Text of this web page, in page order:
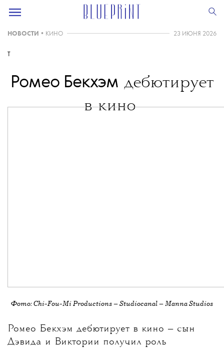
НОВОСТИ • КИНО 23 ИЮНЯ 2026
T
Ромео Бекхэм дебютирует
в кино
Фото:Chi-Fou-Mi Productions – Studiocanal – Manna Studios
Ромео Бекхэм дебютирует в кино — сын
Дэвида и Виктории получил роль